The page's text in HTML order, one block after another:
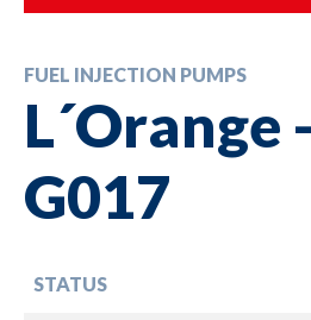
FUEL INJECTION PUMPS
L´Orange
G017
STATUS